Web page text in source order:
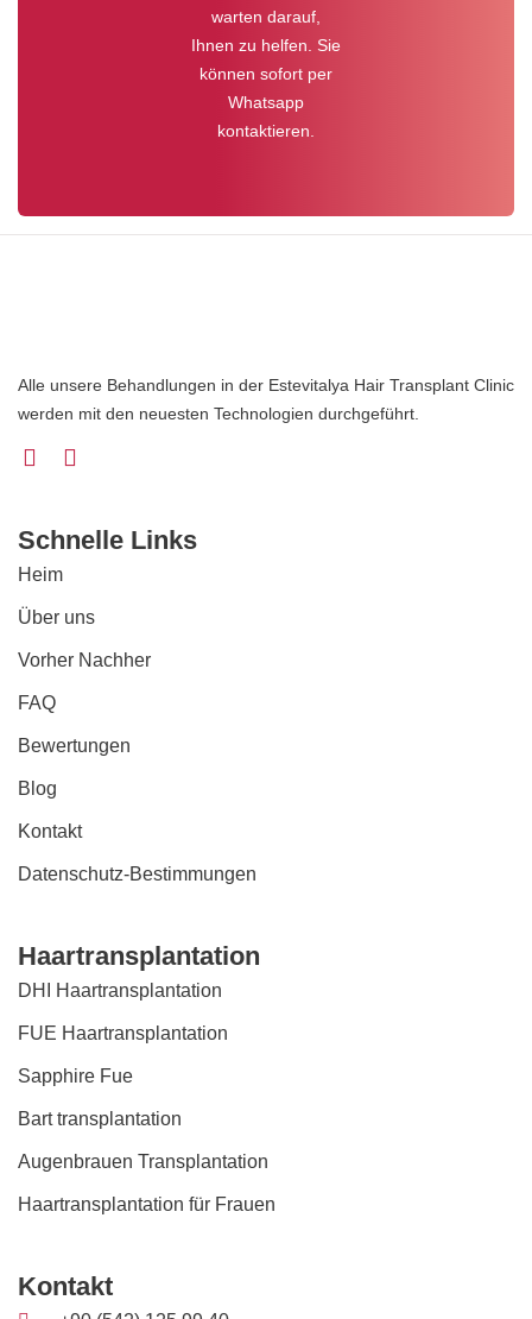
warten darauf,
Ihnen zu helfen. Sie
können sofort per
Whatsapp
kontaktieren.
Alle unsere Behandlungen in der Estevitalya Hair Transplant Clinic
werden mit den neuesten Technologien durchgeführt.
Schnelle Links
Heim
Über uns
Vorher Nachher
FAQ
Bewertungen
Blog
Kontakt
Datenschutz-Bestimmungen
Haartransplantation
DHI Haartransplantation
FUE Haartransplantation
Sapphire Fue
Bart transplantation
Augenbrauen Transplantation
Haartransplantation für Frauen
Kontakt